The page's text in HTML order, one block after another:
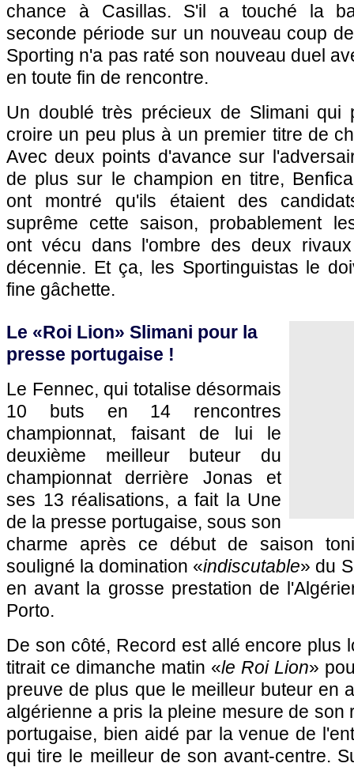
chance à Casillas. S'il a touché la
seconde période sur un nouveau coup
Sporting n'a pas raté son nouveau duel
en toute fin de rencontre.
Un doublé très précieux de Slimani qui
croire un peu plus à un premier titre de
Avec deux points d'avance sur
de plus sur le champion en titre,
ont montré qu'ils étaient des
suprême cette saison, probablement
ont vécu dans l'ombre des deux
décennie. Et ça, les Sportinguistas le
fine gâchette.
Le «Roi Lion» Slimani pour la
presse portugaise !
Le Fennec, qui totalise désormais
10 buts en 14 rencontres
championnat, faisant de lui le
deuxième meilleur buteur du
championnat derrière Jonas et
ses 13 réalisations, a fait la Une
de la presse portugaise, sous son
charme après ce début de saison
souligné la domination «indiscutable» du
en avant la grosse prestation de
Porto.
De son côté, Record est allé encore plus
titrait ce dimanche matin «le Roi Lion»
preuve de plus que le meilleur buteur en
algérienne a pris la pleine mesure de son
portugaise, bien aidé par la venue de
qui tire le meilleur de son avant-centre.